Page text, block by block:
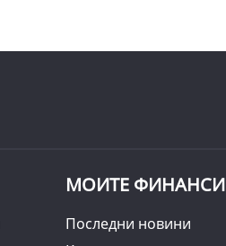
МОИТЕ ФИНАНСИ
Последни новини